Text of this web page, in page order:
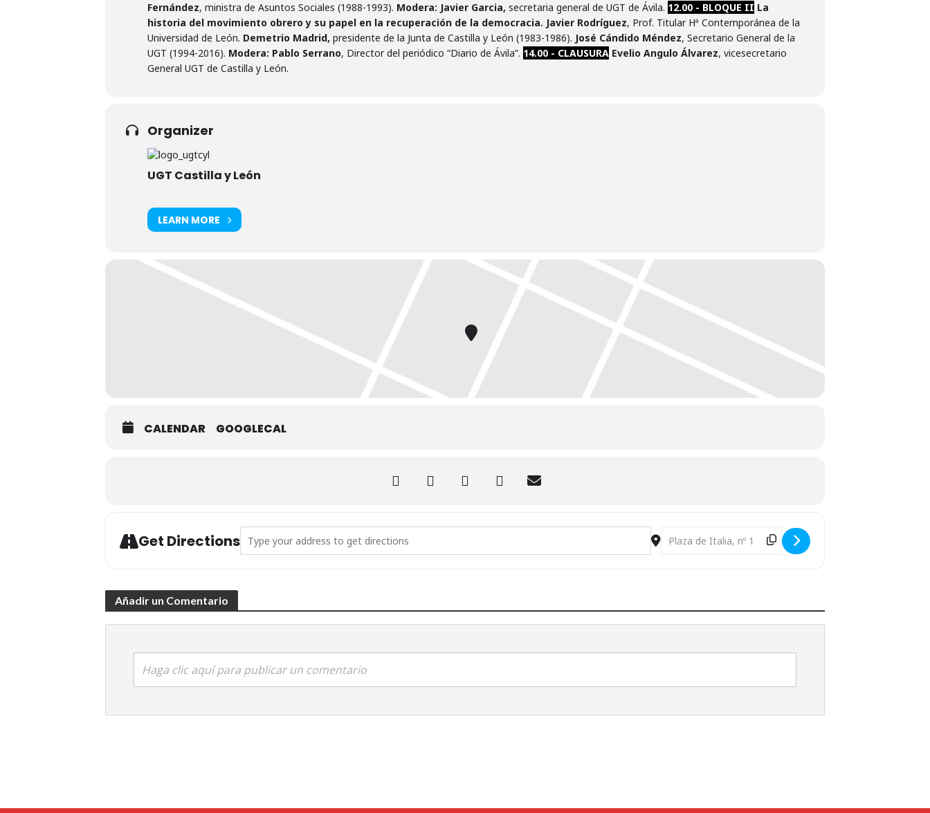
Fernández, ministra de Asuntos Sociales (1988-1993). Modera: Javier Garcia, secretaria general de UGT de Ávila. 12.00 - BLOQUE II La
historia del movimiento obrero y su papel en la recuperación de la democracia. Javier Rodríguez, Prof. Titular Hª Contemporánea de la
Universidad de León. Demetrio Madrid, presidente de la Junta de Castilla y León (1983-1986). José Cándido Méndez, Secretario General de la
UGT (1994-2016). Modera: Pablo Serrano, Director del periódico “Diario de Ávila”. 14.00 - CLAUSURA Evelio Angulo Álvarez, vicesecretario
General UGT de Castilla y León.
Organizer
UGT Castilla y León
LEARN MORE
CALENDAR GOOGLECAL
Get Directions Destination Address - UGT: Memoria histórica de la clase
Añadir un Comentario
Haga clic aquí para publicar un comentario